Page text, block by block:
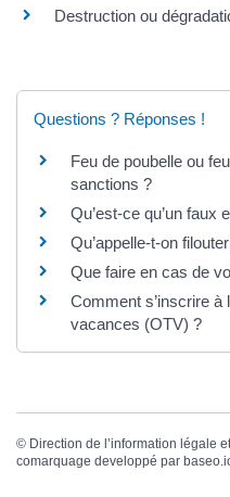
Destruction ou
Questions ? Réponses !
Feu de poubelle ou
sanctions ?
Qu’est-ce qu’un faux
Qu’appelle-t-on
Que faire en cas de
Comment s’inscrire à
vacances (OTV) ?
© Direction de l’information légale
comarquage developpé par